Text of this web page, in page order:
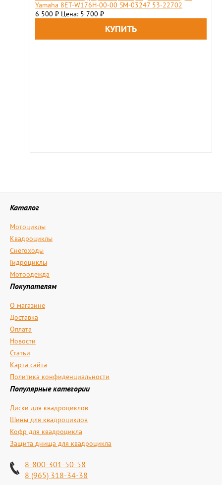
Yamaha 8ET-W176H-00-00 SM-03247 53-22702
6 500 ₽ Цена: 5 700 ₽
Каталог
Мотоциклы
Квадроциклы
Снегоходы
Гидроциклы
Мотоодежда
Покупателям
О магазине
Доставка
Оплата
Новости
Статьи
Карта сайта
Политика конфиденциальности
Популярные категории
Диски для квадроциклов
Шины для квадроциклов
Кофр для квадроцикла
Защита днища для квадроцикла
8-800-301-50-58
8 (965) 318-34-38